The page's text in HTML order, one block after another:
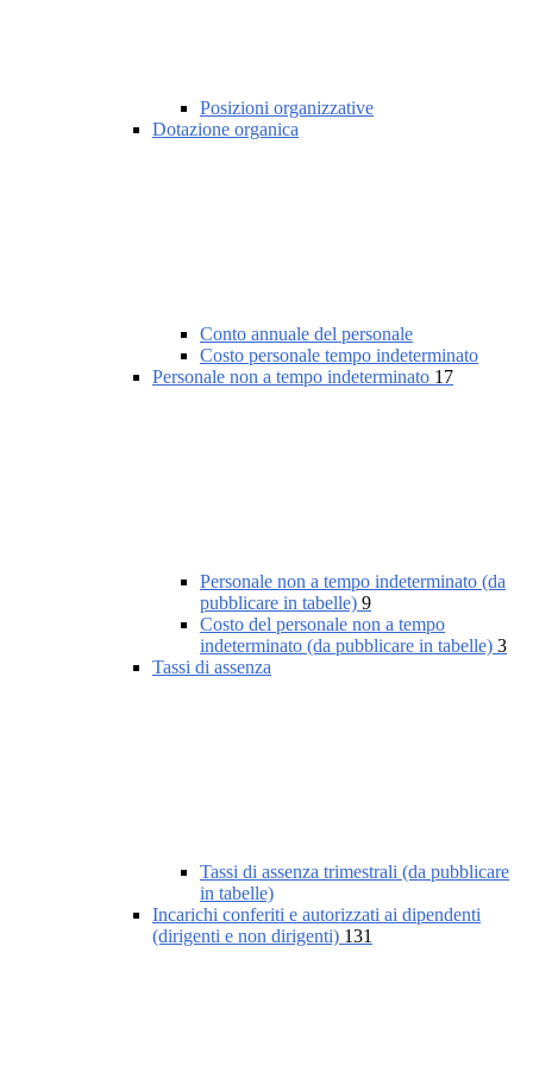
Posizioni organizzative
Dotazione organica
Conto annuale del personale
Costo personale tempo indeterminato
Personale non a tempo indeterminato 17
Personale non a tempo indeterminato (da
pubblicare in tabelle) 9
Costo del personale non a tempo
indeterminato (da pubblicare in tabelle) 3
Tassi di assenza
Tassi di assenza trimestrali (da pubblicare
in tabelle)
Incarichi conferiti e autorizzati ai dipendenti
(dirigenti e non dirigenti) 131